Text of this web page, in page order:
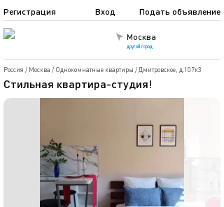
Москва
другой город
Подать объявление
Регистрация Вход
Россия / Москва / Однокомнатные квартиры / Дмитровское, д.107к3
Стильная квартира-студия!